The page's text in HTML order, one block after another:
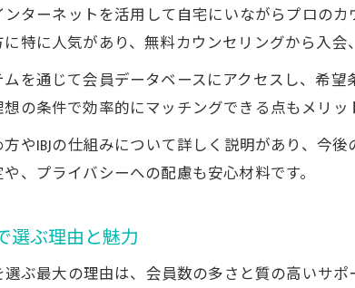
東京都のIBJオンライン結婚相談所で
IBJオンライン結婚相談所の無料カウ
オンライン結婚相談所選びで後悔しない
オンライン結婚相談所と他サービス比
IBJオンライン結婚相談所の比較で見
無料カウンセリングを活用したIBJ比較
東京都でIBJオンライン結婚相談所を選
自分に合うIBJを見極める無料面談のすすめ
ターネットを活用して自宅にいながらプロの
特に人気があり、無料カウンセリングから入
を通じて会員データベースにアクセスし、希
の条件で効率的にマッチングできる点もメリッ
やIBJの仕組みについて詳しく説明があり、今
、プライバシーへの配慮も安心材料です。
選ぶ理由と魅力
ぶ最大の理由は、会員数の多さと質の高いサ